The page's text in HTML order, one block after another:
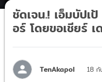
ชัดเจน.! เอ็มบัปเ
อร์ โดยขอเชียร์ เ
TenAkapol 18